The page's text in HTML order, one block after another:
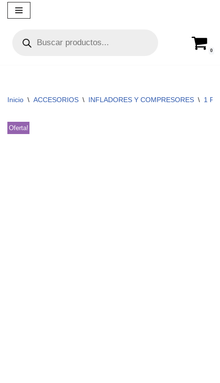
contenido
0
Inicio \ ACCESORIOS \ INFLADORES Y COMPRESORES \ 1
Oferta!